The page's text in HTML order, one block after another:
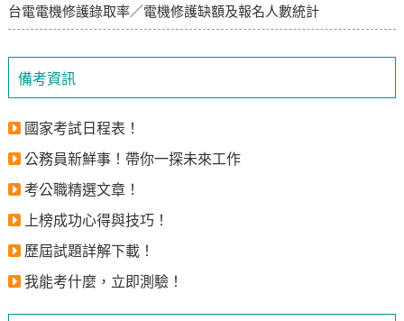
備考資訊
國家考試日程表！
公務員新鮮事！帶你一探未來工作
考公職精選文章！
上榜成功心得與技巧！
歷屆試題詳解下載！
我能考什麼，立即測驗！
台電電機修護錄取率／電機修護缺額及報名人數統計